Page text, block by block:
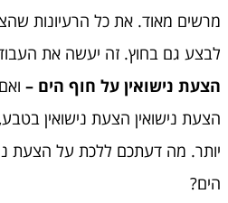
מרשים מאוד. את כל הרעיונות
לבצע גם בחוץ. זה יעשה את
הצעת נישואין על חוף הים –
הצעת נישואין הצעת נישואין
יותר. מה דעתכם ללכת על הצעת
הים?